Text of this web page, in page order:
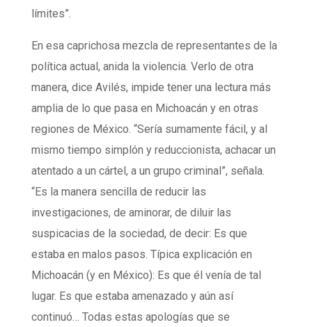
límites”.
En esa caprichosa mezcla de representantes de la
política actual, anida la violencia. Verlo de otra
manera, dice Avilés, impide tener una lectura más
amplia de lo que pasa en Michoacán y en otras
regiones de México. “Sería sumamente fácil, y al
mismo tiempo simplón y reduccionista, achacar un
atentado a un cártel, a un grupo criminal”, señala.
“Es la manera sencilla de reducir las
investigaciones, de aminorar, de diluir las
suspicacias de la sociedad, de decir: Es que
estaba en malos pasos. Típica explicación en
Michoacán (y en México): Es que él venía de tal
lugar. Es que estaba amenazado y aún así
continuó… Todas estas apologías que se